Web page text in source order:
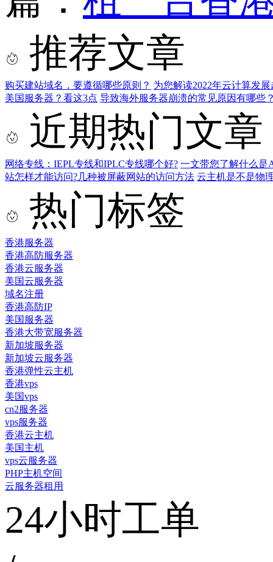
推荐文章
购买建站域名，要遵循哪些原则？ 为您解读2022年云计算发展
美国服务器？看这3点 导致海外服务器崩溃的常见原因有哪些
近期热门文章
网络专线：IEPL专线和IPLC专线哪个好? 一文带您了解什么是
站怎样才能访问?几种被屏蔽网站的访问方法 云主机是不是物
热门标签
香港服务器
香港高防服务器
香港云服务器
美国云服务器
域名注册
香港高防IP
美国服务器
香港大带宽服务器
新加坡服务器
新加坡云服务器
香港弹性云主机
香港vps
美国vps
cn2服务器
vps服务器
香港云主机
美国主机
vps云服务器
PHP主机空间
云服务器租用
24小时工单